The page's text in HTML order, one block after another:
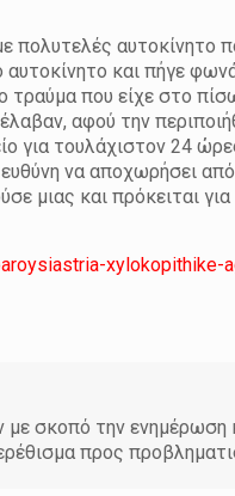
πολυτελές αυτοκίνητο
και πήγε
που είχε στο
αφού την
για τουλάχιστον 24
να αποχωρήσει
μιας και πρόκειται
xylokopithike-
σκοπό την
προς